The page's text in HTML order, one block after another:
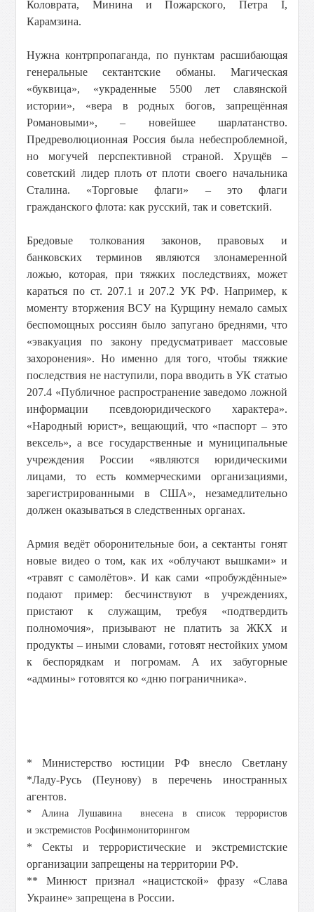
Коловрата, Минина и Пожарского, Петра I,
Карамзина.
Нужна контрпропаганда, по пунктам расшибающая
генеральные сектантские обманы. Магическая
«буквица», «украденные 5500 лет славянской
истории», «вера в родных богов, запрещённая
Романовыми», – новейшее шарлатанство.
Предреволюционная Россия была небеспроблемной,
но могучей перспективной страной. Хрущёв –
советский лидер плоть от плоти своего начальника
Сталина. «Торговые флаги» – это флаги
гражданского флота: как русский, так и советский.
Бредовые толкования законов, правовых и
банковских терминов являются злонамеренной
ложью, которая, при тяжких последствиях, может
караться по ст. 207.1 и 207.2 УК РФ. Например, к
моменту вторжения ВСУ на Курщину немало самых
беспомощных россиян было запугано бреднями, что
«эвакуация по закону предусматривает массовые
захоронения». Но именно для того, чтобы тяжкие
последствия не наступили, пора вводить в УК статью
207.4 «Публичное распространение заведомо ложной
информации псевдоюридического характера».
«Народный юрист», вещающий, что «паспорт – это
вексель», а все государственные и муниципальные
учреждения России «являются юридическими
лицами, то есть коммерческими организациями,
зарегистрированными в США», незамедлительно
должен оказываться в следственных органах.
Армия ведёт оборонительные бои, а сектанты гонят
новые видео о том, как их «облучают вышками» и
«травят с самолётов». И как сами «пробуждённые»
подают пример: бесчинствуют в учреждениях,
пристают к служащим, требуя «подтвердить
полномочия», призывают не платить за ЖКХ и
продукты – иными словами, готовят нестойких умом
к беспорядкам и погромам. А их забугорные
«админы» готовятся ко «дню пограничника».
* Министерство юстиции РФ внесло Светлану
*Ладу-Русь (Пеунову) в перечень иностранных
агентов.
* Алина Лушавинавнесена в список террористов
иэкстремистов Росфинмониторингом
* Секты и террористические и экстремистские
организации запрещены на территории РФ.
** Минюст признал «нацистской» фразу «Слава
Украине» запрещена в России.